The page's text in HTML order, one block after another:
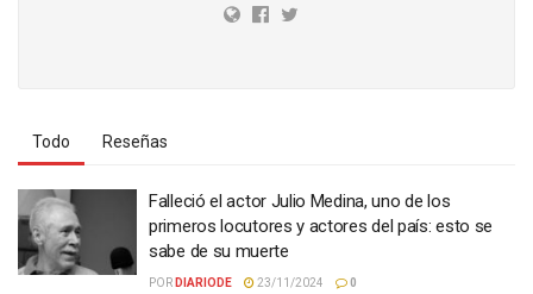
Todo Reseñas
Falleció el actor Julio Medina, uno de los
primeros locutores y actores del país: esto se
sabe de su muerte
POR DIARIODE 23/11/2024 0